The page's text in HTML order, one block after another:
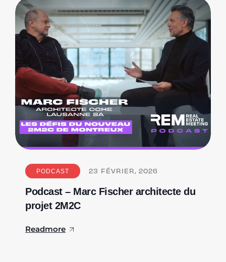
PODCAST 23 FÉVRIER, 2026
Podcast – Marc Fischer architecte du
projet 2M2C
Readmore